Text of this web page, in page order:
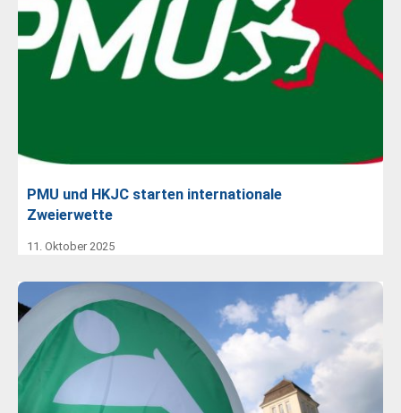
PMU und HKJC starten internationale
Zweierwette
11. Oktober 2025